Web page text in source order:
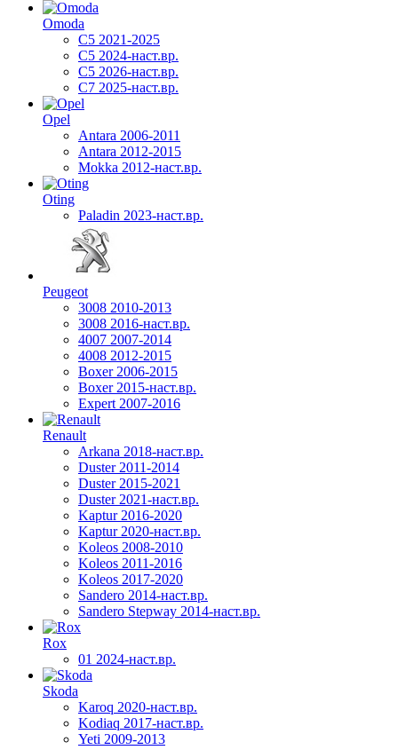
Omoda
C5 2021-2025
C5 2024-наст.вр.
C5 2026-наст.вр.
C7 2025-наст.вр.
Opel
Antara 2006-2011
Antara 2012-2015
Mokka 2012-наст.вр.
Oting
Paladin 2023-наст.вр.
Peugeot
3008 2010-2013
3008 2016-наст.вр.
4007 2007-2014
4008 2012-2015
Boxer 2006-2015
Boxer 2015-наст.вр.
Expert 2007-2016
Renault
Arkana 2018-наст.вр.
Duster 2011-2014
Duster 2015-2021
Duster 2021-наст.вр.
Kaptur 2016-2020
Kaptur 2020-наст.вр.
Koleos 2008-2010
Koleos 2011-2016
Koleos 2017-2020
Sandero 2014-наст.вр.
Sandero Stepway 2014-наст.вр.
Rox
01 2024-наст.вр.
Skoda
Karoq 2020-наст.вр.
Kodiaq 2017-наст.вр.
Yeti 2009-2013